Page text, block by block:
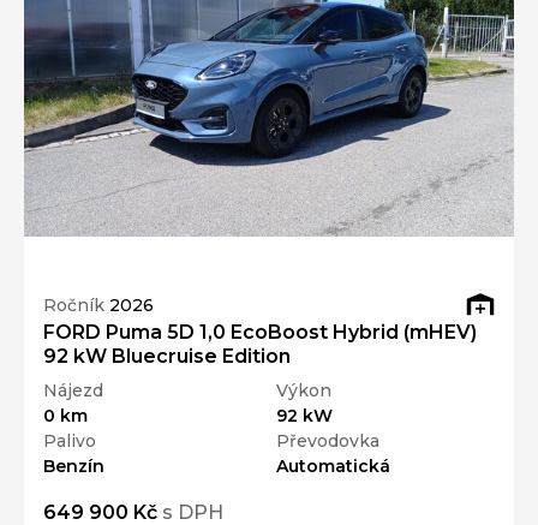
Ročník 2026
FORD Puma 5D 1,0 EcoBoost Hybrid (mHEV)
92 kW Bluecruise Edition
Nájezd
0 km
Výkon
92 kW
Palivo
Benzín
Převodovka
Automatická
649 900 Kč s DPH